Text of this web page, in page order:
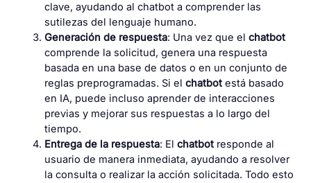
clave, ayudando al chatbot a comprender las
sutilezas del lenguaje humano.
Generación de respuesta: Una vez que el chatbot
comprende la solicitud, genera una respuesta
basada en una base de datos o en un conjunto de
reglas preprogramadas. Si el chatbotestá basado
en IA, puede incluso aprender de interacciones
previas y mejorar sus respuestas a lo largo del
tiempo.
Entrega de la respuesta: El chatbotresponde al
usuario de manera inmediata, ayudando a resolver
la consulta o realizar la acción solicitada. Todo esto